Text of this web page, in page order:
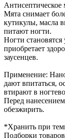
Мята снимает
кутикулы, масла
питают ногти.
Ногти
приобретает
заусенцев.
Применение:
дают впитаться,
втирают в
Перед
обезжирить.
*Хранить при
Подборки